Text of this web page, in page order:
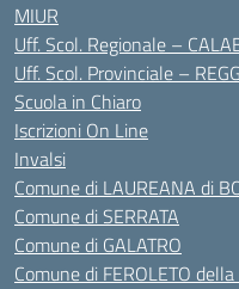
MIUR
Uff. Scol. Regionale –
Uff. Scol. Provinciale –
Scuola in Chiaro
Iscrizioni On Line
Invalsi
Comune di LAUREANA di
Comune di SERRATA
Comune di GALATRO
Comune di FEROLETO della